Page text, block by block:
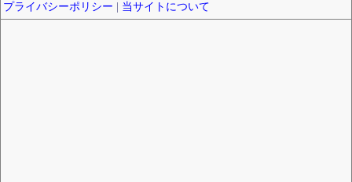
プライバシーポリシー 当サイトについて